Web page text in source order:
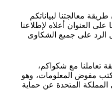
معالجتنا لبياناتكم
العنوان أعلاه لإطلاعنا
الرد على جميع الشكاوى
تعاملنا مع شكواكم،
مفوض المعلومات، وهو
المملكة المتحدة عن حماية